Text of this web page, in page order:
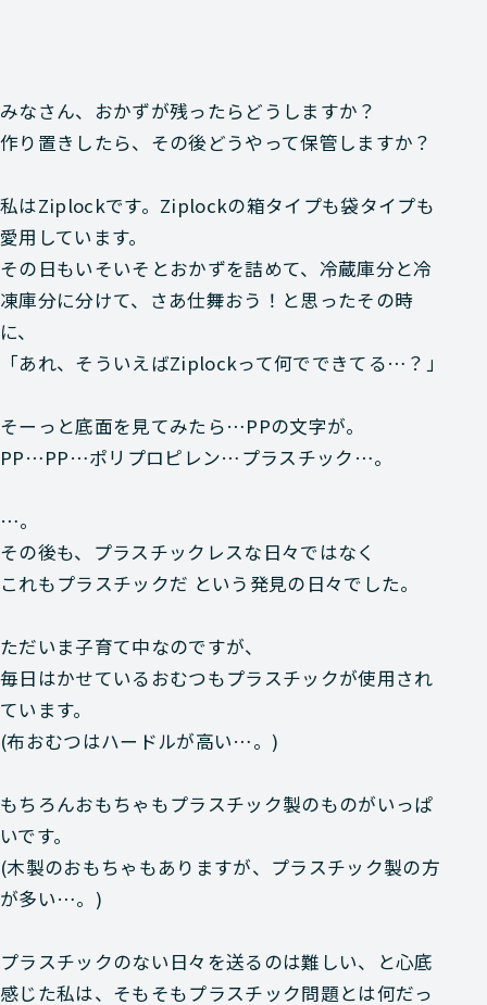
みなさん、おかずが残ったらどうしますか？
作り置きしたら、その後どうやって保管しますか？
私はZiplockです。Ziplockの箱タイプも袋タイプも
愛用しています。
その日もいそいそとおかずを詰めて、冷蔵庫分と冷
凍庫分に分けて、さあ仕舞おう！と思ったその時
に、
「あれ、そういえばZiplockって何でできてる…？」
そーっと底面を見てみたら…PPの文字が。
PP…PP…ポリプロピレン…プラスチック…。
…。
その後も、プラスチックレスな日々ではなく
これもプラスチックだ という発見の日々でした。
ただいま子育て中なのですが、
毎日はかせているおむつもプラスチックが使用され
ています。
(布おむつはハードルが高い…。)
もちろんおもちゃもプラスチック製のものがいっぱ
いです。
(木製のおもちゃもありますが、プラスチック製の方
が多い…。)
プラスチックのない日々を送るのは難しい、と心底
感じた私は、そもそもプラスチック問題とは何だっ